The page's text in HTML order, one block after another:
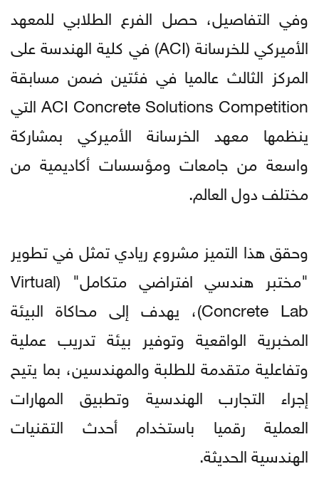
وفي التفاصيل، حصل الفرع الطلابي للمعهد
الأميركي للخرسانة (ACI) في كلية الهندسة على
المركز الثالث عالميا في فئتين ضمن مسابقة
ACI Concrete Solutions Competition التي
ينظمها معهد الخرسانة الأميركي بمشاركة
واسعة من جامعات ومؤسسات أكاديمية من
مختلف دول العالم.
وحقق هذا التميز مشروع ريادي تمثل في تطوير
"مختبر هندسي افتراضي متكامل" (Virtual
Concrete Lab)، يهدف إلى محاكاة البيئة
المخبرية الواقعية وتوفير بيئة تدريب عملية
وتفاعلية متقدمة للطلبة والمهندسين، بما يتيح
إجراء التجارب الهندسية وتطبيق المهارات
العملية رقميا باستخدام أحدث التقنيات
الهندسية الحديثة.